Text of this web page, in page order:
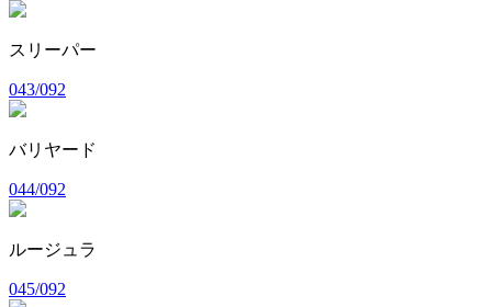
スリーパー
043/092
バリヤード
044/092
ルージュラ
045/092